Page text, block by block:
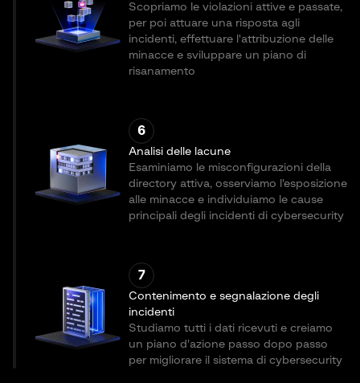
Scopriamo le violazioni attive e passate,
per poi attuare una risposta agli
incidenti, effettuare l'attribuzione delle
minacce e sviluppare un piano di
risanamento
6
Analisi delle lacune
Esaminiamo le misconfigurazioni della
directory attiva, osserviamo l'esposizione
alle minacce e individuiamo le cause
principali degli incidenti di cybersecurity
7
Contenimento e segnalazione degli
incidenti
Studiamo tutti i dati ricevuti e creiamo
un piano d'azione passo dopo passo
per migliorare il sistema di cybersecurity